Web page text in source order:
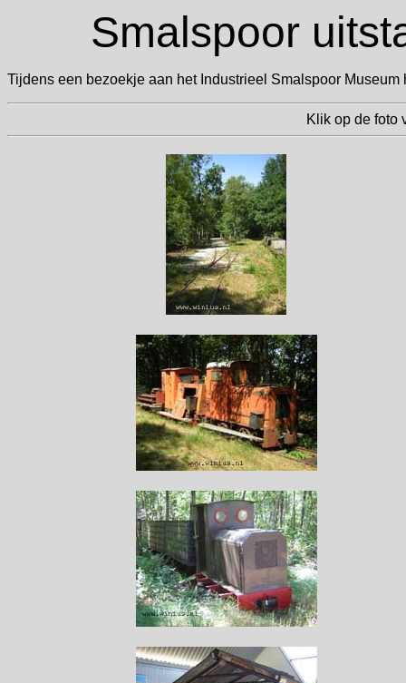
Smalspoor
Tijdens een bezoekje aan het Industrieel Smalspoor
Klik op de foto